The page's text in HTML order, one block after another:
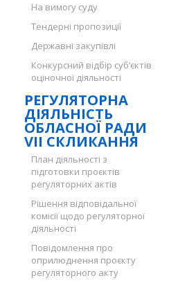
На вимогу суду
Тендерні пропозиції
Державні закупівлі
Конкурсний відбір суб’єктів
оціночної діяльності
РЕГУЛЯТОРНА
ДІЯЛЬНІСТЬ
ОБЛАСНОЇ РАДИ
VII СКЛИКАННЯ
План діяльності з
підготовки проєктів
регуляторних актів
Рішення відповідальної
комісії щодо регуляторної
діяльності
Повідомлення про
оприлюднення проєкту
регуляторного акту